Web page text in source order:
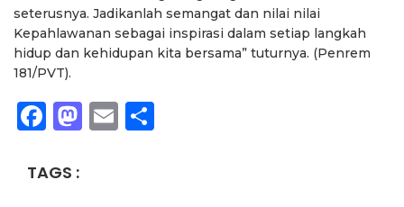
seterusnya. Jadikanlah semangat dan nilai nilai
Kepahlawanan sebagai inspirasi dalam setiap langkah
hidup dan kehidupan kita bersama” tuturnya. (Penrem
181/PVT).
Facebook
Mastodon
Email
TAGS :